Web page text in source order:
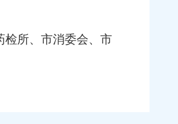
检所、市消委会、市